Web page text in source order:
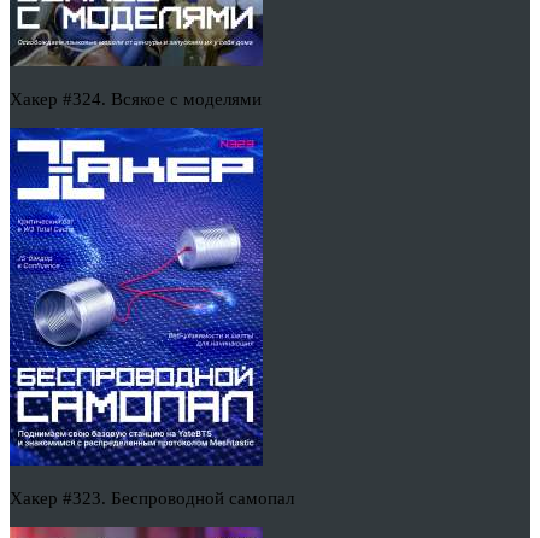
Хакер #324. Всякое с моделями
Хакер #323. Беспроводной самопал